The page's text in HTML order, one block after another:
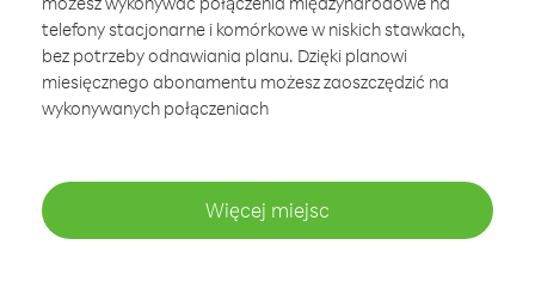
telefony stacjonarne i komórkowe w niskich stawkach,
bez potrzeby odnawiania planu. Dzięki planowi
miesięcznego abonamentu możesz zaoszczędzić na
wykonywanych połączeniach
Więcej miejsc